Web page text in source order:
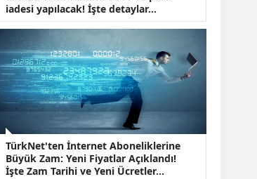
Yeni Oranlar
KOSGEB’den
KOBİ’lere Dev
Finansman Hamlesi:
36 Ay Vadeli 30
Milyon TL Destek
Emekli Maaşlarında
Temmuz Hesabı:
Zam Oranı ve Taban
Aylık İçin Yeni
Senaryolar
iadesi yapılacak! İşte detaylar...
TürkNet'ten İnternet Aboneliklerine
Büyük Zam: Yeni Fiyatlar Açıklandı!
İşte Zam Tarihi ve Yeni Ücretler...